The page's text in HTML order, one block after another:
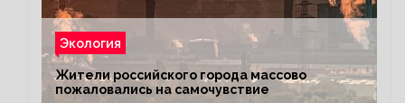
Экология
Жители российского города массово
пожаловались на самочувствие